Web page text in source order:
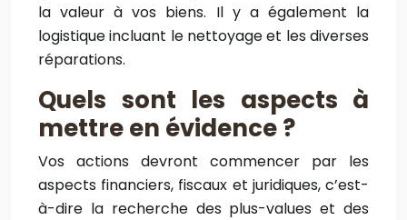
la valeur à vos biens. Il y a également la
logistique incluant le nettoyage et les diverses
réparations.
Quels sont les aspects à
mettre en évidence ?
Vos actions devront commencer par les
aspects financiers, fiscaux et juridiques, c’est-
à-dire la recherche des plus-values et des